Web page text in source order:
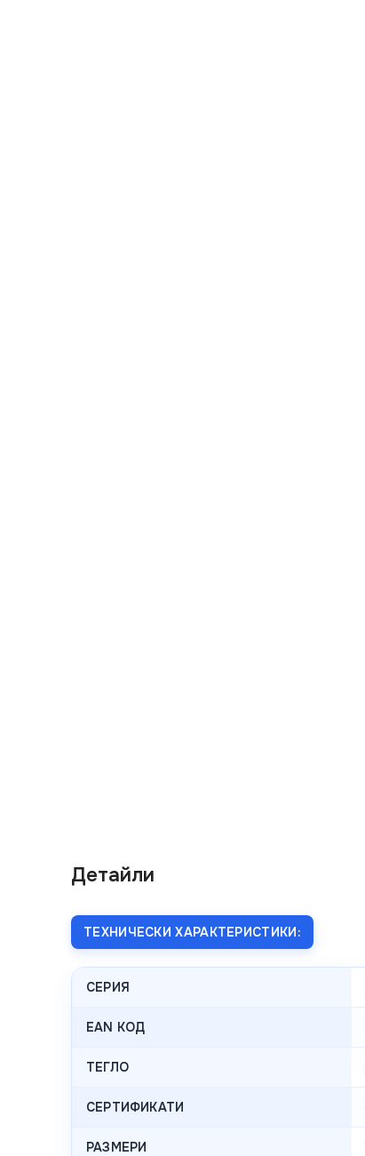
Детайли
ТЕХНИЧЕСКИ ХАРАКТЕРИСТИКИ:
СЕРИЯ
EAN КОД
ТЕГЛО
СЕРТИФИКАТИ
РАЗМЕРИ